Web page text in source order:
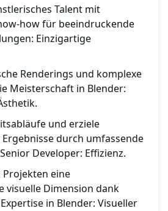
Talent mit
how für beeindruckende
Einzigartige
Renderings und komplexe
Meisterschaft in Blender:
und erziele
durch umfassende
Developer: Effizienz.
eine
visuelle Dimension dank
in Blender: Visueller